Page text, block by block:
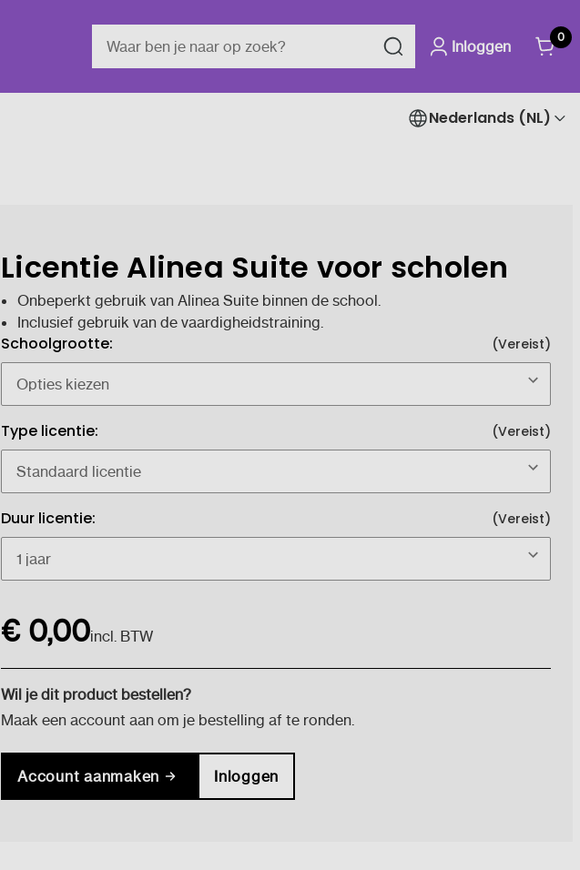
Inloggen
0
Nederlands (NL)
Licentie Alinea Suite voor scholen
Onbeperkt gebruik van Alinea Suite binnen de school.
Inclusief gebruik van de vaardigheidstraining.
Schoolgrootte: (Vereist)
Type licentie: (Vereist)
Duur licentie: (Vereist)
voorraad:
€ 0,00incl. BTW
Wil je dit product bestellen?
Maak een account aan om je bestelling af te ronden.
Account aanmaken Inloggen